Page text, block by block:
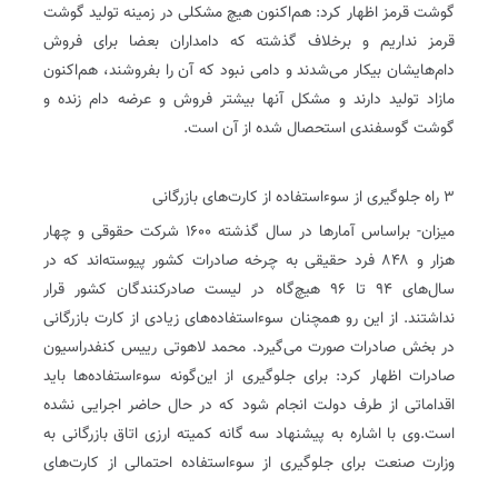
گوشت قرمز اظهار کرد: هم‌اکنون هیچ مشکلی در زمینه تولید گوشت
قرمز نداریم و برخلاف گذشته که دامداران بعضا برای فروش
دام‌هایشان بیکار می‌شدند و دامی نبود که آن را بفروشند، هم‌اکنون
مازاد تولید دارند و مشکل آنها بیشتر فروش و عرضه دام زنده و
گوشت گوسفندی استحصال شده از آن است.
۳ راه جلوگیری از سوءاستفاده از کارت‌های بازرگانی
میزان- بر‌اساس آمار‌ها در سال گذشته‌ ۱۶۰۰ شرکت حقوقی و چهار
هزار و ۸۴۸ فرد حقیقی به چرخه صادرات کشور پیوسته‌اند که در
سال‌های ۹۴ تا ۹۶ هیچ‌گاه در لیست صادرکنندگان کشور قرار
نداشتند. از این رو همچنان سوءاستفاده‌های زیادی از کارت بازرگانی
در بخش صادرات صورت می‌گیرد. محمد لاهوتی رییس کنفدراسیون
صادرات اظهار کرد: برای جلوگیری از این‌گونه سوء‌استفاده‌ها باید
اقداماتی از طرف دولت انجام شود که در حال حاضر اجرایی نشده
است.وی با اشاره به پیشنهاد سه گانه کمیته ارزی اتاق بازرگانی به
وزارت صنعت برای جلوگیری از سوءاستفاده احتمالی از کارت‌های